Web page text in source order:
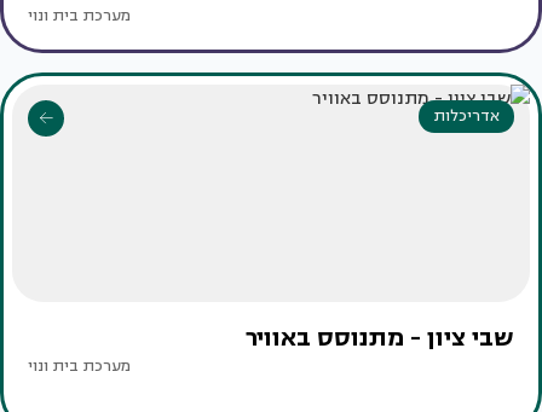
מערכת בית ונוי
אדריכלות
שבי ציון - מתנוסס באוויר
מערכת בית ונוי